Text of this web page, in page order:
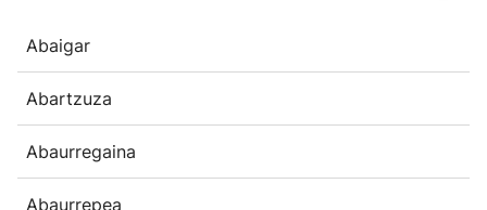
Abaigar
Abartzuza
Abaurregaina
Abaurrepea